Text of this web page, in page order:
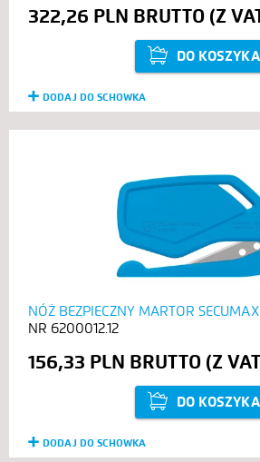
322,26 PLN
DO KOSZYKA
DODAJ DO SCHOWKA
NÓŻ BEZPIECZNY MARTOR
6200012.12
156,33 PLN
DO KOSZYKA
DODAJ DO SCHOWKA